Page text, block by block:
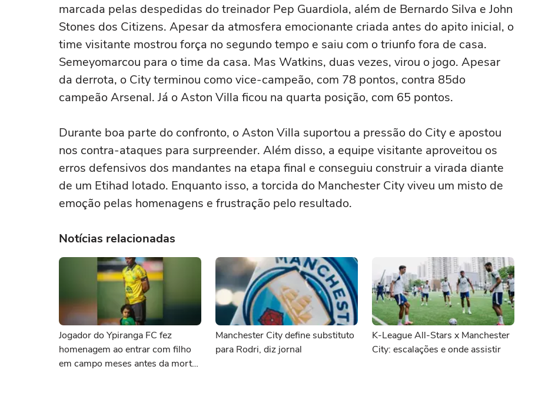
marcada pelas despedidas do treinador Pep Guardiola, além de Bernardo Silva e John
Stones dos Citizens. Apesar da atmosfera emocionante criada antes do apito inicial, o
time visitante mostrou força no segundo tempo e saiu com o triunfo fora de casa.
Semeyomarcou para o time da casa. Mas Watkins, duas vezes, virou o jogo. Apesar
da derrota, o City terminou como vice-campeão, com 78 pontos, contra 85do
campeão Arsenal. Já o Aston Villa ficou na quarta posição, com 65 pontos.
Durante boa parte do confronto, o Aston Villa suportou a pressão do City e apostou
nos contra-ataques para surpreender. Além disso, a equipe visitante aproveitou os
erros defensivos dos mandantes na etapa final e conseguiu construir a virada diante
de um Etihad lotado. Enquanto isso, a torcida do Manchester City viveu um misto de
emoção pelas homenagens e frustração pelo resultado.
Notícias relacionadas
Jogador do Ypiranga FC fez
homenagem ao entrar com filho
em campo meses antes da morte
Manchester City define substituto
para Rodri, diz jornal
K-League All-Stars x Manchester
City: escalações e onde assistir